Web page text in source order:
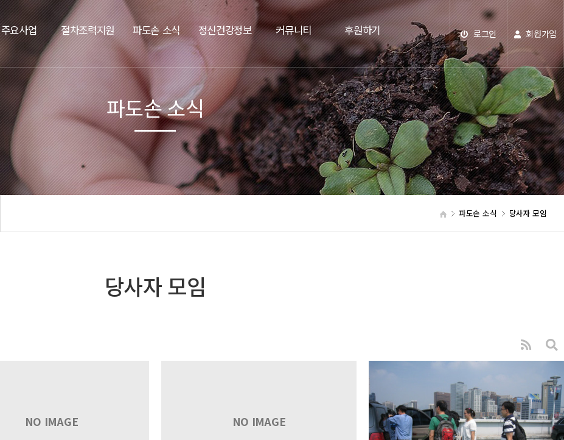
주요사업 절차조력지원 파도손 소식 정신건강정보 커뮤니티 후원하기 로그인 회원가입
파도손 소식 당사자 모임
파도손 소식
당사자 모임
NO IMAGE NO IMAGE